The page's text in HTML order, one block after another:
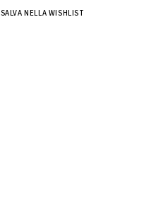
SALVA NELLA WISHLIST